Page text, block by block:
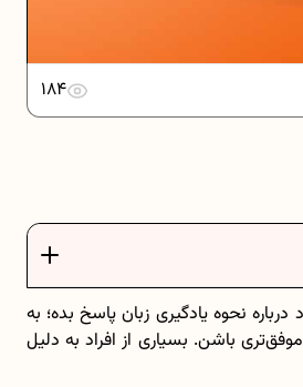
دانلود رایگان نمونه سوالات امتحان...
برنامه‌ ریزی درسی نهم
فرمول حجم اشکال هندسی در ریاضیات
برنامه‌ ریزی درسی هفتم
عادات افراد موفق
184
نحوه یادگیری زبان پاسخ بده؛ به
باشن. بسیاری از افراد به دلیل